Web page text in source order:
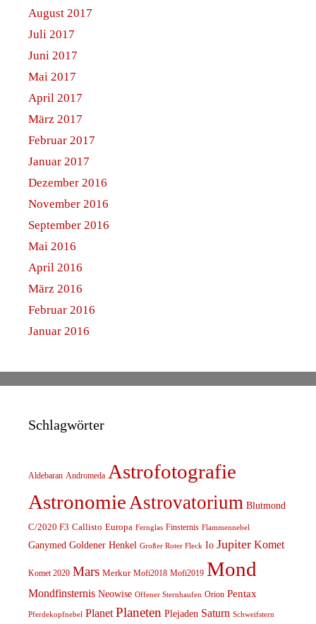
August 2017
Juli 2017
Juni 2017
Mai 2017
April 2017
März 2017
Februar 2017
Januar 2017
Dezember 2016
November 2016
September 2016
Mai 2016
April 2016
März 2016
Februar 2016
Januar 2016
Schlagwörter
Aldebaran Andromeda Astrofotografie
AstronomieAstrovatorium Blutmond
C/2020 F3 Callisto Europa Fernglas Finsternis Flammennebel
Ganymed Goldener Henkel Großer Roter Fleck Io Jupiter Komet
Komet 2020 Mars Merkur Mofi2018 Mofi2019 Mond
Mondfinsternis Neowise Offener Sternhaufen Orion Pentax
Pferdekopfnebel Planet Planeten Plejaden Saturn Schweifstern